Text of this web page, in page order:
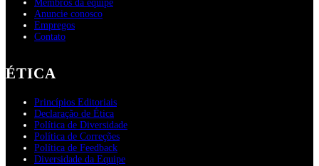
Membros da equipe
Anuncie conosco
Empregos
Contato
ÉTICA
Princípios Editoriais
Declaração de Ética
Política de Diversidade
Política de Correções
Política de Feedback
Diversidade da Equipe